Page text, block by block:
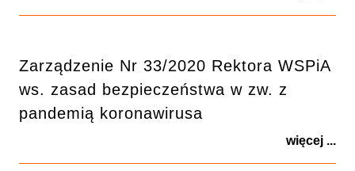
Zarządzenie Nr 33/2020 Rektora WSPiA
ws. zasad bezpieczeństwa w zw. z
pandemią koronawirusa
więcej ...